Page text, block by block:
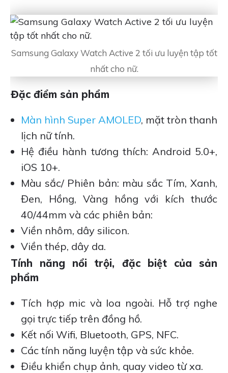
Samsung Galaxy Watch Active 2 tối ưu luyện tập tốt
nhất cho nữ.
Đặc điểm sản phẩm
Màn hình Super AMOLED, mặt tròn thanh
lịch nữ tính.
Hệ điều hành tương thích: Android 5.0+,
iOS 10+.
Màu sắc/ Phiên bản: màu sắc Tím, Xanh,
Đen, Hồng, Vàng hồng với kích thước
40/44mm và các phiên bản:
Viền nhôm, dây silicon.
Viền thép, dây da.
Tính năng nổi trội, đặc biệt của sản
phẩm
Tích hợp mic và loa ngoài. Hỗ trợ nghe
gọi trực tiếp trên đồng hồ.
Kết nối Wifi, Bluetooth, GPS, NFC.
Các tính năng luyện tập và sức khỏe.
Điều khiển chụp ảnh, quay video từ xa.